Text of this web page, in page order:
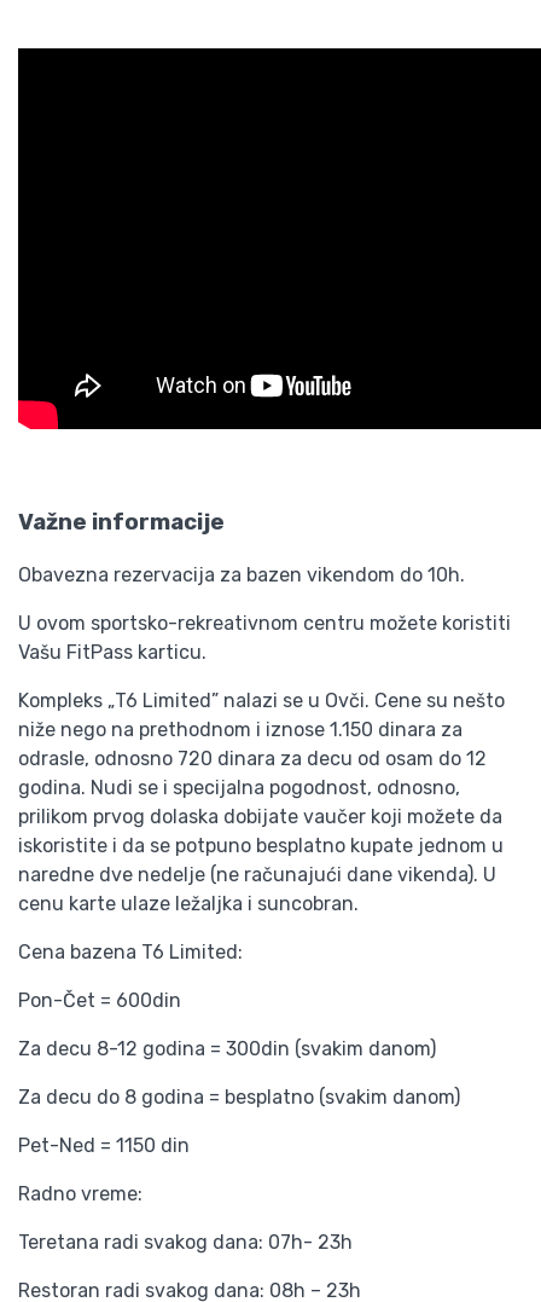
Važne informacije
Obavezna rezervacija za bazen vikendom do 10h.
U ovom sportsko-rekreativnom centru možete koristiti
Vašu FitPass karticu.
Kompleks „T6 Limited” nalazi se u Ovči. Cene su nešto
niže nego na prethodnom i iznose 1.150 dinara za
odrasle, odnosno 720 dinara za decu od osam do 12
godina. Nudi se i specijalna pogodnost, odnosno,
prilikom prvog dolaska dobijate vaučer koji možete da
iskoristite i da se potpuno besplatno kupate jednom u
naredne dve nedelje (ne računajući dane vikenda). U
cenu karte ulaze ležaljka i suncobran.
Cena bazena T6 Limited:
Pon-Čet = 600din
Za decu 8-12 godina = 300din (svakim danom)
Za decu do 8 godina = besplatno (svakim danom)
Pet-Ned = 1150 din
Radno vreme:
Teretana radi svakog dana: 07h- 23h
Restoran radi svakog dana: 08h – 23h